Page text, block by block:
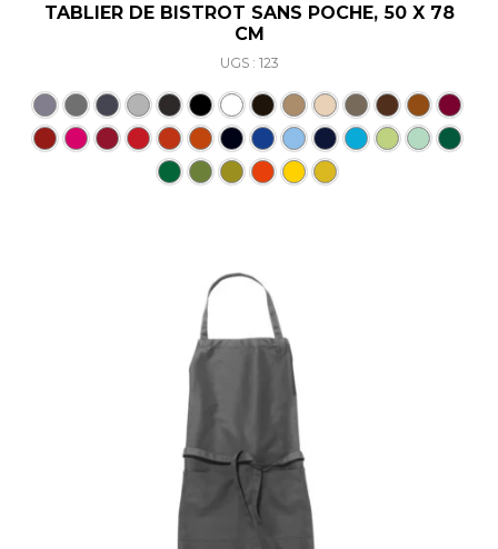
TABLIER DE BISTROT SANS POCHE, 50 X 78
CM
UGS : 123